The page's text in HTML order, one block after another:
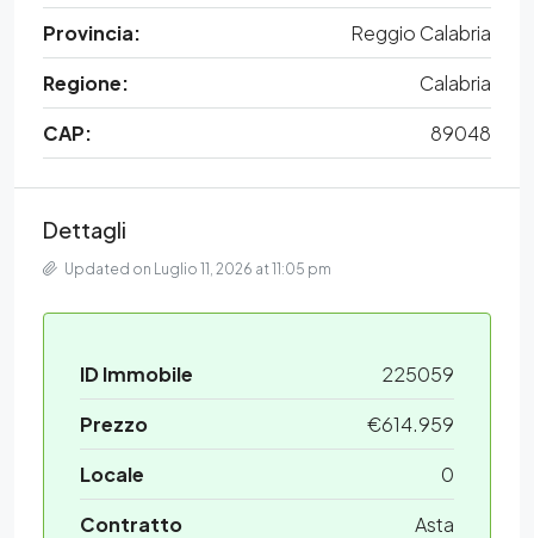
Provincia:
Reggio Calabria
Regione:
Calabria
CAP:
89048
Dettagli
Updated on Luglio 11, 2026 at 11:05 pm
ID Immobile
225059
Prezzo
€614.959
Locale
0
Contratto
Asta